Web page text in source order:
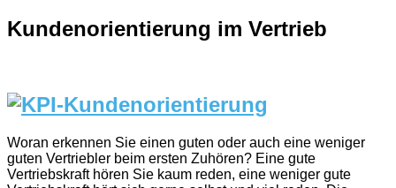
Kundenorientierung im Vertrieb
Woran erkennen Sie einen guten oder auch eine weniger
guten Vertriebler beim ersten Zuhören? Eine gute
Vertriebskraft hören Sie kaum reden, eine weniger gute